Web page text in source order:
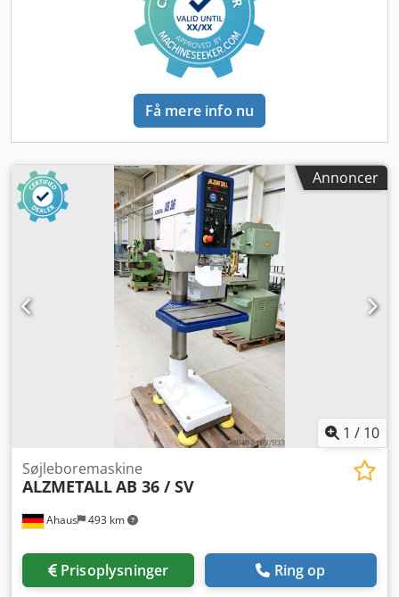
Få mere info nu
Annoncer
1 / 10
Ahaus 493 km
Søjleboremaskine
ALZMETALLAB 36 / SV
Prisoplysninger Ring op